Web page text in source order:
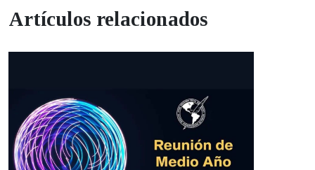
Artículos relacionados